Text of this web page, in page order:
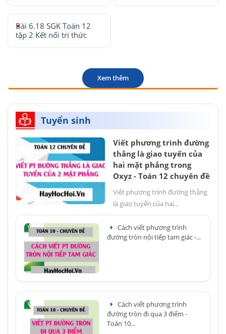
Bài 6.18 SGK Toán 12
tập 2 Kết nối tri thức
Xem thêm
Tuyển sinh
Viết phương trình đường
thẳng là giao tuyến của
hai mặt phẳng trong
Oxyz - Toán 12 chuyên đề
Viết phương trình đường thẳng
là giao tuyến của hai...
Cách viết phương trình
đường tròn nội tiếp tam giác -...
Cách viết phương trình
đường tròn đi qua 3 điểm -
Toán 10...